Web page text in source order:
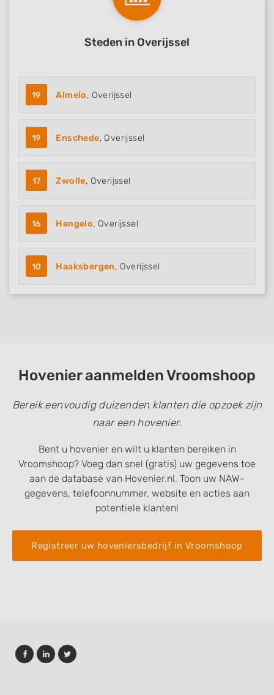
Steden in Overijssel
19 Almelo, Overijssel
19 Enschede, Overijssel
17 Zwolle, Overijssel
16 Hengelo, Overijssel
10 Haaksbergen, Overijssel
Hovenier aanmelden Vroomshoop
Bereik eenvoudig duizenden klanten die opzoek zijn
naar een hovenier.
Bent u hovenier en wilt u klanten bereiken in
Vroomshoop? Voeg dan snel (gratis) uw gegevens toe
aan de database van Hovenier.nl. Toon uw NAW-
gegevens, telefoonnummer, website en acties aan
potentiele klanten!
Registreer uw hoveniersbedrijf in Vroomshoop